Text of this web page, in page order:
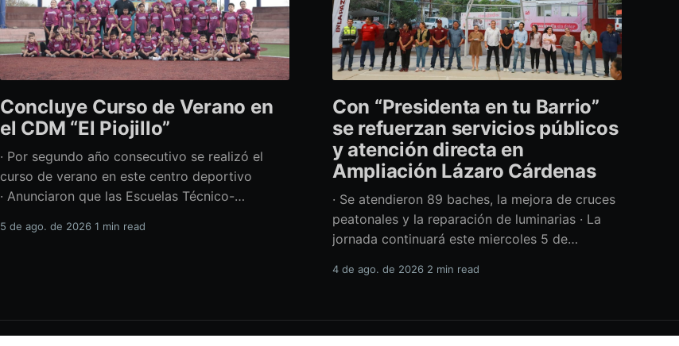
Concluye Curso de Verano en
el CDM “El Piojillo”
· Por segundo año consecutivo se realizó el
curso de verano en este centro deportivo
· Anunciaron que las Escuelas Técnico-
actividades el próximo 24 de agosto Con una
5 de ago. de 2026 1 min read
Con “Presidenta en tu Barrio”
se refuerzan servicios públicos
y atención directa en
Ampliación Lázaro Cárdenas
· Se atendieron 89 baches, la mejora de cruces
peatonales y la reparación de luminarias · La
jornada continuará este miercoles 5 de
ante la temporada de lluvias Con el retiro de
además de la atención de casi 450
4 de ago. de 2026 2 min read